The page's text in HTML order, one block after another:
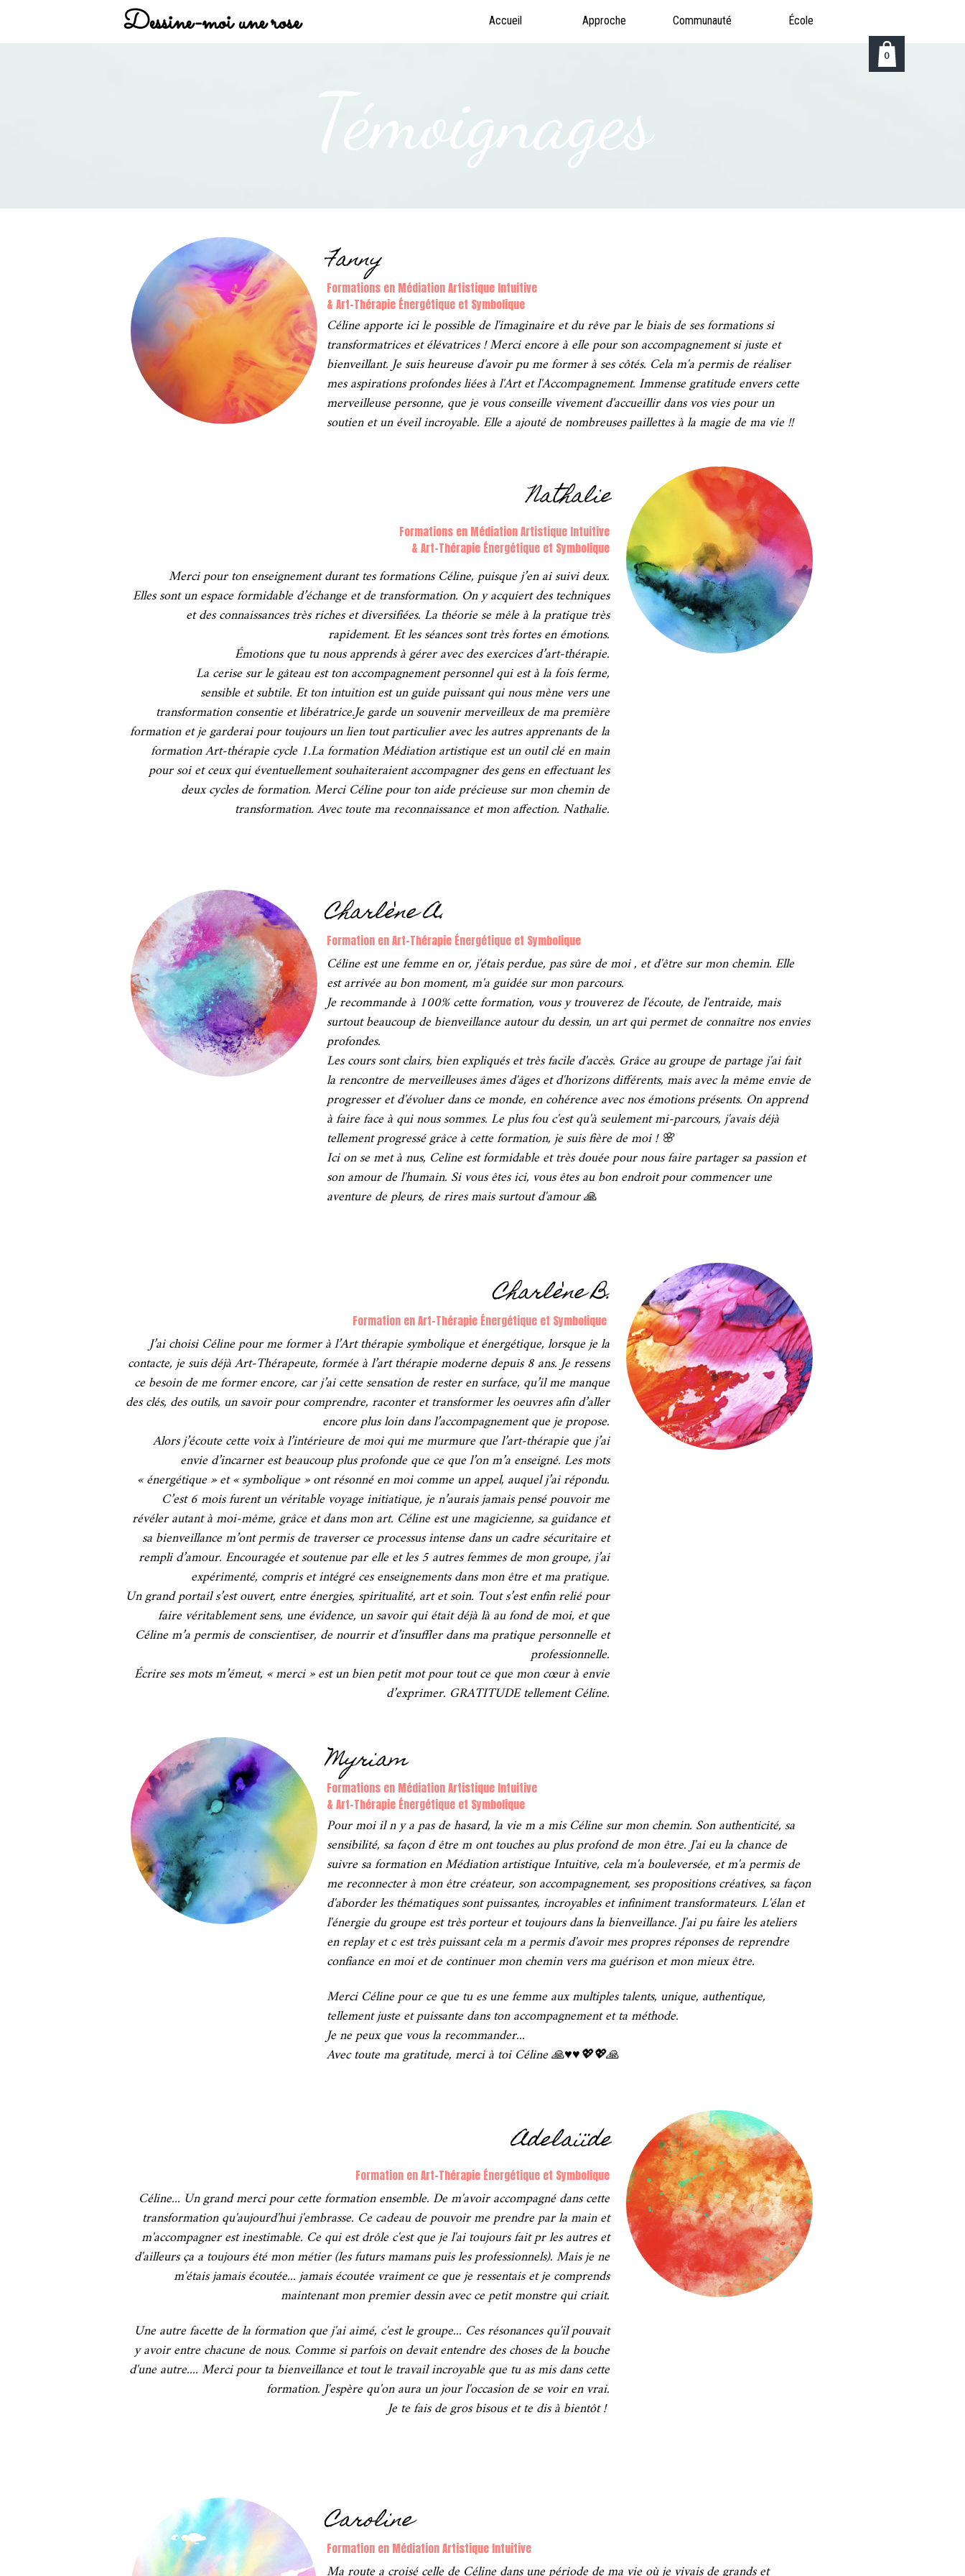
Dessine-moi une rose Accueil Approche Communauté École
Témoignages
Fanny
Formations en Médiation Artistique Intuitive
& Art-Thérapie Énergétique et Symbolique
Céline apporte ici le possible de l'imaginaire et du rêve par le biais de ses formations si
transformatrices et élévatrices ! Merci encore à elle pour son accompagnement si juste et
bienveillant. Je suis heureuse d'avoir pu me former à ses côtés. Cela m'a permis de réaliser
mes aspirations profondes liées à l'Art et l'Accompagnement. Immense gratitude envers cette
merveilleuse personne, que je vous conseille vivement d'accueillir dans vos vies pour un
soutien et un éveil incroyable. Elle a ajouté de nombreuses paillettes à la magie de ma vie !!
Nathalie
Formations en Médiation Artistique Intuitive
& Art-Thérapie Énergétique et Symbolique
Merci pour ton enseignement durant tes formations Céline, puisque j’en ai suivi deux.
Elles sont un espace formidable d’échange et de transformation. On y acquiert des techniques
et des connaissances très riches et diversifiées. La théorie se mêle à la pratique très
rapidement. Et les séances sont très fortes en émotions.
Émotions que tu nous apprends à gérer avec des exercices d’art-thérapie.
La cerise sur le gâteau est ton accompagnement personnel qui est à la fois ferme,
sensible et subtile. Et ton intuition est un guide puissant qui nous mène vers une
transformation consentie et libératrice.Je garde un souvenir merveilleux de ma première
formation et je garderai pour toujours un lien tout particulier avec les autres apprenants de la
formation Art-thérapie cycle 1.La formation Médiation artistique est un outil clé en main
pour soi et ceux qui éventuellement souhaiteraient accompagner des gens en effectuant les
deux cycles de formation. Merci Céline pour ton aide précieuse sur mon chemin de
transformation. Avec toute ma reconnaissance et mon affection. Nathalie.
Charlène A.
Formation en Art-Thérapie Énergétique et Symbolique
Céline est une femme en or, j'étais perdue, pas sûre de moi , et d'être sur mon chemin. Elle
est arrivée au bon moment, m'a guidée sur mon parcours.
Je recommande à 100% cette formation, vous y trouverez de l'écoute, de l'entraide, mais
surtout beaucoup de bienveillance autour du dessin, un art qui permet de connaître nos envies
profondes.
Les cours sont clairs, bien expliqués et très facile d'accès. Grâce au groupe de partage j'ai fait
la rencontre de merveilleuses âmes d'âges et d'horizons différents, mais avec la même envie de
progresser et d'évoluer dans ce monde, en cohérence avec nos émotions présents. On apprend
à faire face à qui nous sommes. Le plus fou c'est qu'à seulement mi-parcours, j'avais déjà
tellement progressé grâce à cette formation, je suis fière de moi ! 🌸
Ici on se met à nus, Celine est formidable et très douée pour nous faire partager sa passion et
son amour de l'humain. Si vous êtes ici, vous êtes au bon endroit pour commencer une
aventure de pleurs, de rires mais surtout d'amour 🙏
Charlène B.
Formation en Art-Thérapie Énergétique et Symbolique
J’ai choisi Céline pour me former à l’Art thérapie symbolique et énergétique, lorsque je la
contacte, je suis déjà Art-Thérapeute, formée à l’art thérapie moderne depuis 8 ans. Je ressens
ce besoin de me former encore, car j’ai cette sensation de rester en surface, qu’il me manque
des clés, des outils, un savoir pour comprendre, raconter et transformer les oeuvres afin d’aller
encore plus loin dans l’accompagnement que je propose.
Alors j’écoute cette voix à l’intérieure de moi qui me murmure que l’art-thérapie que j’ai
envie d’incarner est beaucoup plus profonde que ce que l’on m’a enseigné. Les mots
« énergétique » et « symbolique » ont résonné en moi comme un appel, auquel j’ai répondu.
C’est 6 mois furent un véritable voyage initiatique, je n’aurais jamais pensé pouvoir me
révéler autant à moi-même, grâce et dans mon art. Céline est une magicienne, sa guidance et
sa bienveillance m’ont permis de traverser ce processus intense dans un cadre sécuritaire et
rempli d’amour. Encouragée et soutenue par elle et les 5 autres femmes de mon groupe, j’ai
expérimenté, compris et intégré ces enseignements dans mon être et ma pratique.
Un grand portail s’est ouvert, entre énergies, spiritualité, art et soin. Tout s’est enfin relié pour
faire véritablement sens, une évidence, un savoir qui était déjà là au fond de moi, et que
Céline m’a permis de conscientiser, de nourrir et d’insuffler dans ma pratique personnelle et
professionnelle.
Écrire ses mots m’émeut, « merci » est un bien petit mot pour tout ce que mon cœur à envie
d’exprimer. GRATITUDE tellement Céline.
Myriam
Formations en Médiation Artistique Intuitive
& Art-Thérapie Énergétique et Symbolique
Pour moi il n y a pas de hasard, la vie m a mis Céline sur mon chemin. Son authenticité, sa
sensibilité, sa façon d être m ont touches au plus profond de mon être. J'ai eu la chance de
suivre sa formation en Médiation artistique Intuitive, cela m'a bouleversée, et m'a permis de
me reconnecter à mon être créateur, son accompagnement, ses propositions créatives, sa façon
d'aborder les thématiques sont puissantes, incroyables et infiniment transformateurs. L'élan et
l'énergie du groupe est très porteur et toujours dans la bienveillance. J'ai pu faire les ateliers
en replay et c est très puissant cela m a permis d'avoir mes propres réponses de reprendre
confiance en moi et de continuer mon chemin vers ma guérison et mon mieux être.
Merci Céline pour ce que tu es une femme aux multiples talents, unique, authentique,
tellement juste et puissante dans ton accompagnement et ta méthode.
Je ne peux que vous la recommander...
Avec toute ma gratitude, merci à toi Céline 🙏♥️♥️💖💖🙏
Adelaiïde
Formation en Art-Thérapie Énergétique et Symbolique
Céline... Un grand merci pour cette formation ensemble. De m'avoir accompagné dans cette
transformation qu'aujourd'hui j'embrasse. Ce cadeau de pouvoir me prendre par la main et
m'accompagner est inestimable. Ce qui est drôle c'est que je l'ai toujours fait pr les autres et
d'ailleurs ça a toujours été mon métier (les futurs mamans puis les professionnels). Mais je ne
m'étais jamais écoutée... jamais écoutée vraiment ce que je ressentais et je comprends
maintenant mon premier dessin avec ce petit monstre qui criait.
Une autre facette de la formation que j'ai aimé, c'est le groupe... Ces résonances qu'il pouvait
y avoir entre chacune de nous. Comme si parfois on devait entendre des choses de la bouche
d'une autre.... Merci pour ta bienveillance et tout le travail incroyable que tu as mis dans cette
formation.J'espère qu'on aura un jour l'occasion de se voir en vrai.
Je te fais de gros bisous et te dis à bientôt !
Caroline
Formation en Médiation Artistique Intuitive
0